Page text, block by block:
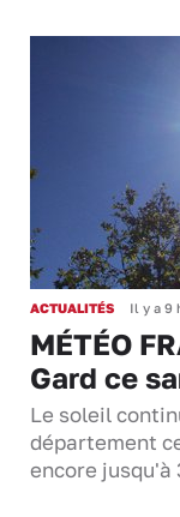
ACTUALITÉS Il y a 9
MÉTÉO
Gard ce
Le soleil
département
encore jusqu'à